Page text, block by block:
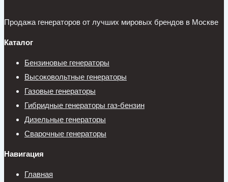
Продажа генераторов от лучших мировых брендов в Москве
Каталог
Бензиновые генераторы
Высоковольтные генераторы
Газовые генераторы
Гибридные генераторы газ-бензин
Дизельные генераторы
Сварочные генераторы
Навигация
Главная